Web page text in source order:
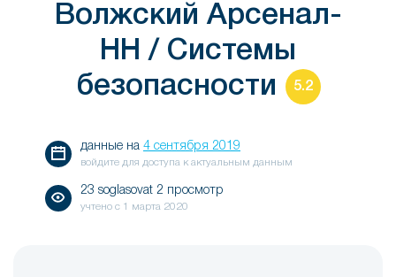
Волжский Арсенал-
НН / Системы
безопасности
5.2
данные на 4 сентября 2019
войдите для доступа к актуальным данным
23 soglasovat 2 просмотр
учтено с 1 марта 2020